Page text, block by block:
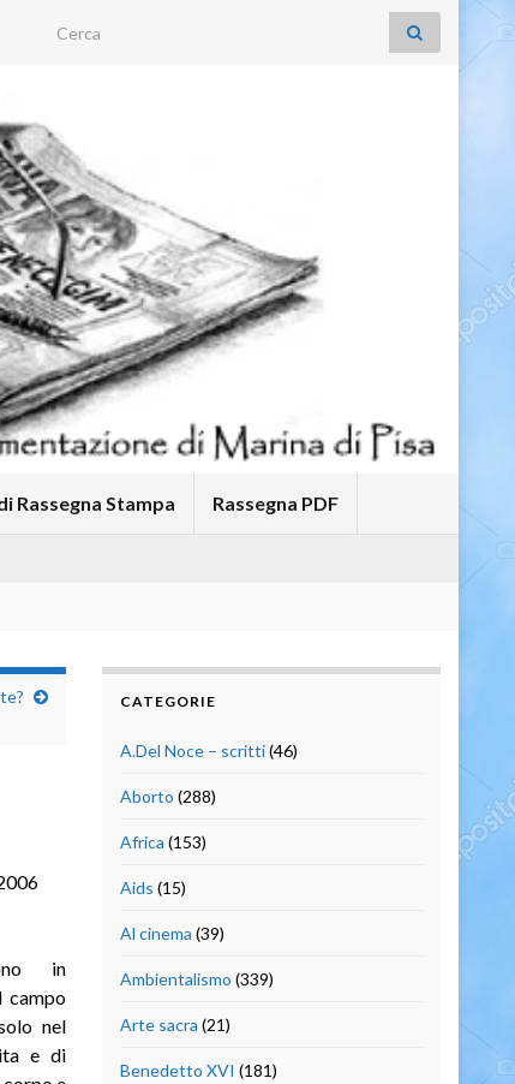
Search for:
Rassegna Stampa Rassegna PDF
in
campo
nel
e di
CATEGORIE
A.Del Noce – scritti(46)
Aborto (288)
Africa (153)
Aids (15)
Al cinema (39)
Ambientalismo (339)
Arte sacra (21)
Benedetto XVI (181)